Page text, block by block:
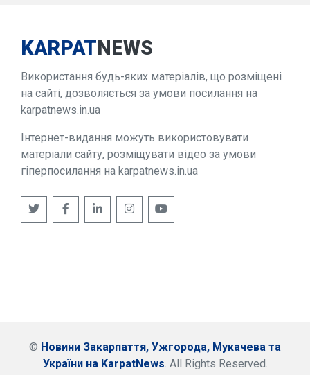
KARPATNEWS
Використання будь-яких матеріалів, що розміщені
на сайті, дозволяється за умови посилання на
karpatnews.in.ua
Інтернет-видання можуть використовувати
матеріали сайту, розміщувати відео за умови
гіперпосилання на karpatnews.in.ua
© Новини Закарпаття, Ужгорода, Мукачева та
України на KarpatNews. All Rights Reserved.